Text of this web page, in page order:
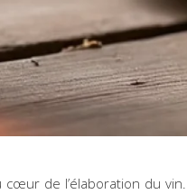
de l’élaboration du